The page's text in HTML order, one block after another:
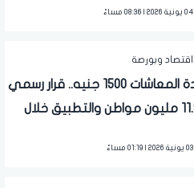
04 يونية 2026 | 08:36 مساءً
اقتصاد وبورصة
زيادة المعاشات 1500 جنيه.. قرار رسمي
لـ11.5 مليون مواطن والتطبيق خلال
03 يونية 2026 | 01:19 مساءً